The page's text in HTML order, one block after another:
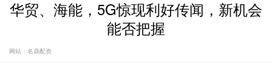
华贸、海能，5G惊现利好传闻，新机会
能否把握
网站：名鼎配资